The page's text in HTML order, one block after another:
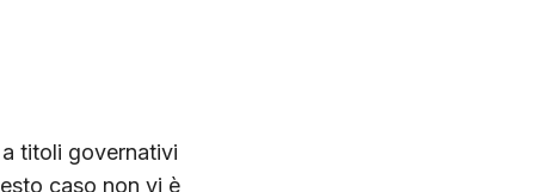
titoli governativi
caso non vi è